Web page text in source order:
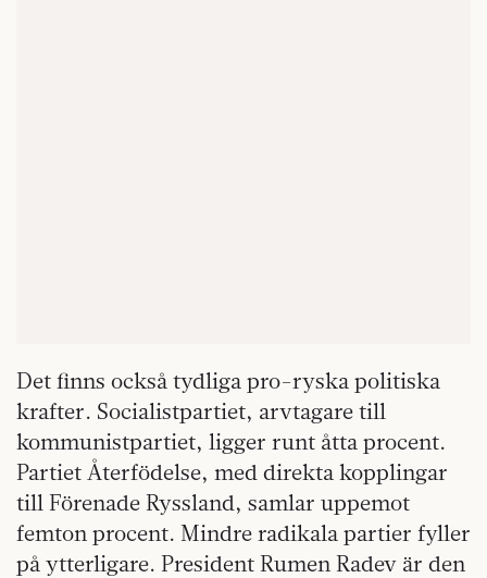
Det finns också tydliga pro-ryska politiska
krafter. Socialistpartiet, arvtagare till
kommunistpartiet, ligger runt åtta procent.
Partiet Återfödelse, med direkta kopplingar
till Förenade Ryssland, samlar uppemot
femton procent. Mindre radikala partier fyller
på ytterligare. President Rumen Radev är den